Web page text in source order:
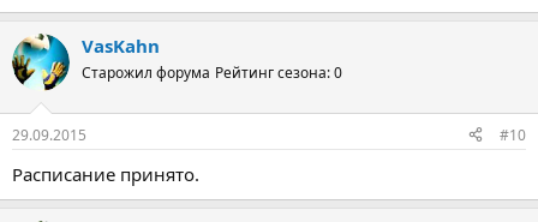
VasKahn
Старожил форума Рейтинг сезона: 0
29.09.2015 #10
Расписание принято.